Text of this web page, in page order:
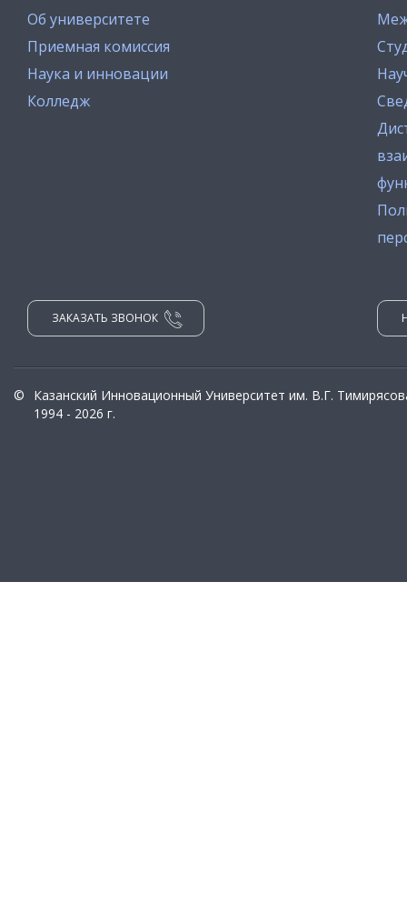
Об университете
Приемная комиссия
Наука и инновации
Колледж
ЗАКАЗАТЬ ЗВОНОК
©
Казанский Инновационный Университет им. В.Г.
1994 - 2026 г.